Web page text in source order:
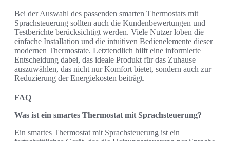
Bei der Auswahl des passenden smarten Thermostats mit
Sprachsteuerung sollten auch die Kundenbewertungen und
Testberichte berücksichtigt werden. Viele Nutzer loben die
einfache Installation und die intuitiven Bedienelemente dieser
modernen Thermostate. Letztendlich hilft eine informierte
Entscheidung dabei, das ideale Produkt für das Zuhause
auszuwählen, das nicht nur Komfort bietet, sondern auch zur
Reduzierung der Energiekosten beiträgt.
FAQ
Was ist ein smartes Thermostat mit Sprachsteuerung?
Ein smartes Thermostat mit Sprachsteuerung ist ein